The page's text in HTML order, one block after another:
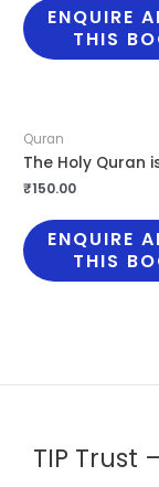
ENQUIRE
THIS
Quran
The Holy Quran
₹150.00
ENQUIRE
THIS
TIP Trust